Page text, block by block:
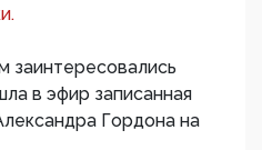
заинтересовались
в эфир записанная
Гордона на